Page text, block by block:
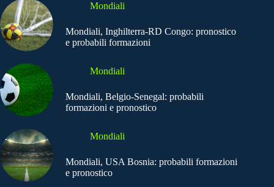
Mondiali
Mondiali, Inghilterra-RD Congo: pronostico
e probabili formazioni
Mondiali
Mondiali, Belgio-Senegal: probabili
formazioni e pronostico
Mondiali
Mondiali, USA Bosnia: probabili formazioni
e pronostico